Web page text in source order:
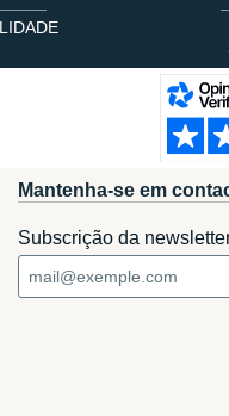
Mantenha-se em
Subscrição da